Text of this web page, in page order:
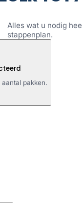
Alles wat u nodig
stappenplan.
pakken.